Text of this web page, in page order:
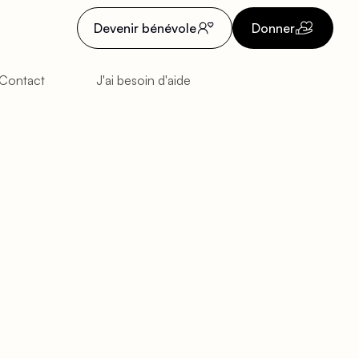
Devenir bénévole Donner
J'ai besoin d'aide